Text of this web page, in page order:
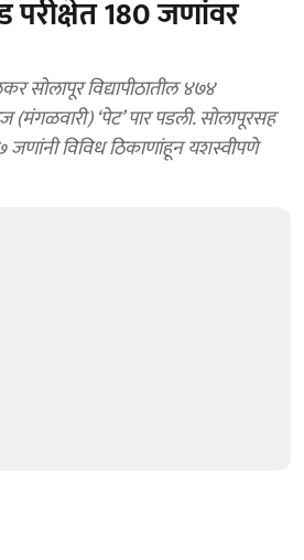
180 जणांवर
सोलापूर विद्यापीठातील ४७४
(मंगळवारी) ‘पेट’ पार पडली. सोलापूरसह
जणांनी विविध ठिकाणांहून यशस्वीपणे